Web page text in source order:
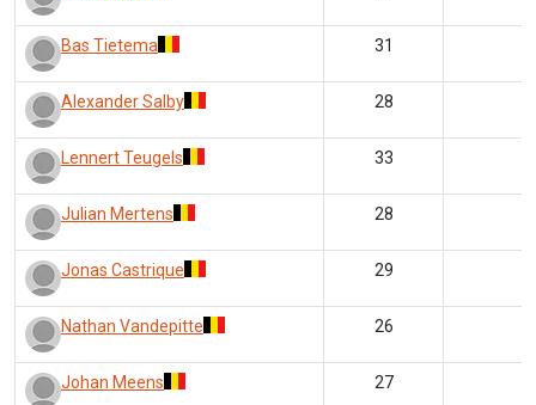
Bas Tietema 31
Alexander Salby 28
Lennert Teugels 33
Julian Mertens 28
Jonas Castrique 29
Nathan Vandepitte 26
Johan Meens 27